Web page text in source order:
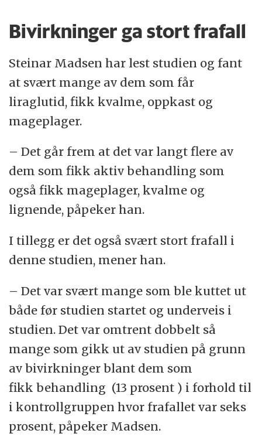
Bivirkninger ga stort frafall
Steinar Madsen har lest studien og fant
at svært mange av dem som får
liraglutid, fikk kvalme, oppkast og
mageplager.
– Det går frem at det var langt flere av
dem som fikk aktiv behandling som
også fikk mageplager, kvalme og
lignende, påpeker han.
I tillegg er det også svært stort frafall i
denne studien, mener han.
– Det var svært mange som ble kuttet ut
både før studien startet og underveis i
studien. Det var omtrent dobbelt så
mange som gikk ut av studien på grunn
av bivirkninger blant dem som
fikk behandling (13 prosent ) i forhold til
i kontrollgruppen hvor frafallet var seks
prosent, påpeker Madsen.